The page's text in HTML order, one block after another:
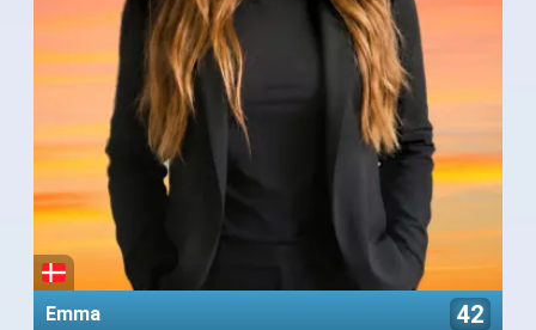
Emma 42